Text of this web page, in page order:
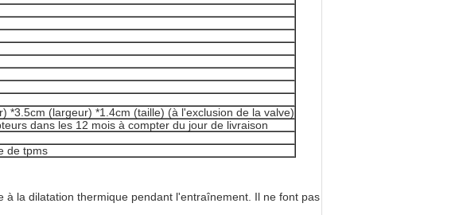
*3.5cm (largeur) *1.4cm (taille) (à l'exclusion de la valve)
dans les 12 mois à compter du jour de livraison
de tpms
la dilatation thermique pendant l'entraînement. Il ne font pas